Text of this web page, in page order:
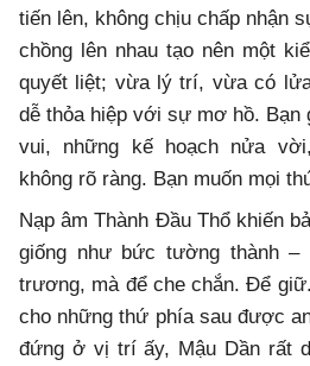
tiến lên, không chịu chấp nhận
chồng lên nhau tạo nên một
quyết liệt; vừa lý trí, vừa có
dễ thỏa hiệp với sự mơ hồ. Bạn
vui, những kế hoạch nửa
không rõ ràng. Bạn muốn mọi
Nạp âm Thành Đầu Thổ khiến
giống như bức tường thành –
trương, mà để che chắn. Để
cho những thứ phía sau được
đứng ở vị trí ấy, Mậu Dần rất